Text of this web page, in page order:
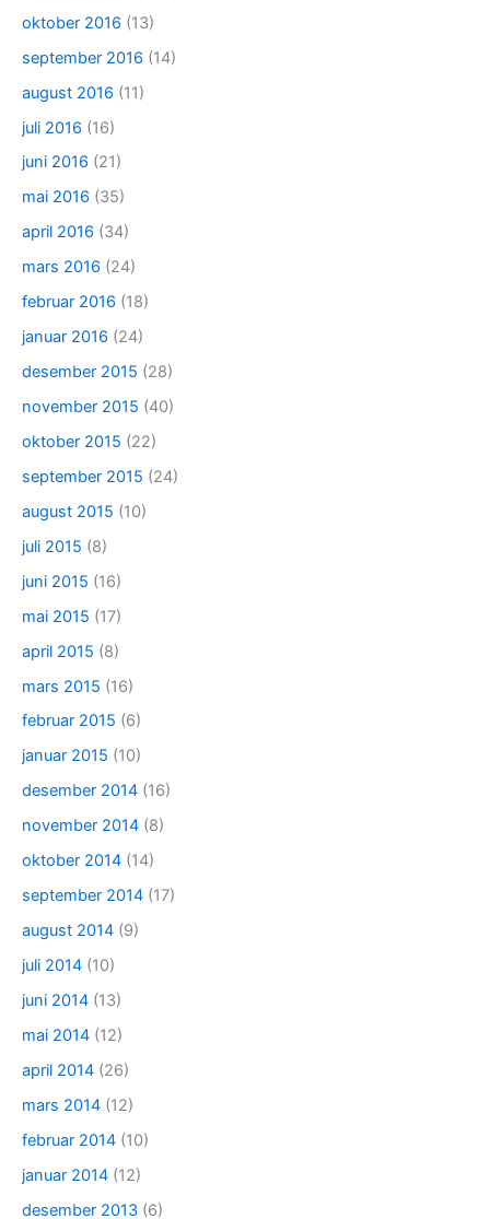
oktober 2016 (13)
september 2016 (14)
august 2016 (11)
juli 2016 (16)
juni 2016 (21)
mai 2016 (35)
april 2016 (34)
mars 2016 (24)
februar 2016 (18)
januar 2016 (24)
desember 2015 (28)
november 2015 (40)
oktober 2015 (22)
september 2015 (24)
august 2015 (10)
juli 2015 (8)
juni 2015 (16)
mai 2015 (17)
april 2015 (8)
mars 2015 (16)
februar 2015 (6)
januar 2015 (10)
desember 2014 (16)
november 2014 (8)
oktober 2014 (14)
september 2014 (17)
august 2014 (9)
juli 2014 (10)
juni 2014 (13)
mai 2014 (12)
april 2014 (26)
mars 2014 (12)
februar 2014 (10)
januar 2014 (12)
desember 2013 (6)